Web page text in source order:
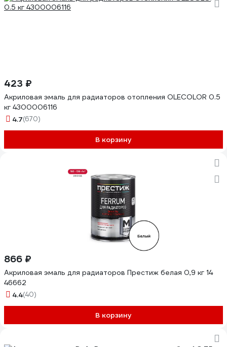
423 ₽
Акриловая эмаль для радиаторов отопления OLECOLOR 0.5
кг 4300006116
4.7(670)
В корзину
866 ₽
Акриловая эмаль для радиаторов Престиж белая 0,9 кг 14
46662
4.4(40)
В корзину